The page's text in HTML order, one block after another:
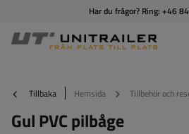
Har du frågor? Ring: +46
Tillbaka Hemsida Tillbehör och
Gul PVC pilbåge